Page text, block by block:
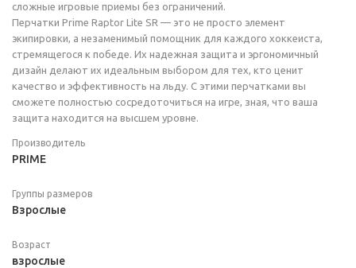
сложные игровые приемы без ограничений.
Перчатки Prime Raptor Lite SR — это не просто элемент
экипировки, а незаменимый помощник для каждого хоккеиста,
стремящегося к победе. Их надежная защита и эргономичный
дизайн делают их идеальным выбором для тех, кто ценит
качество и эффективность на льду. С этими перчатками вы
сможете полностью сосредоточиться на игре, зная, что ваша
защита находится на высшем уровне.
Производитель
PRIME
Группы размеров
Взрослые
Возраст
взрослые